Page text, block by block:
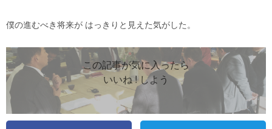
僕の進むべき将来が はっきりと見えた気がした。
この記事が気に入ったら
いいね ! しよう